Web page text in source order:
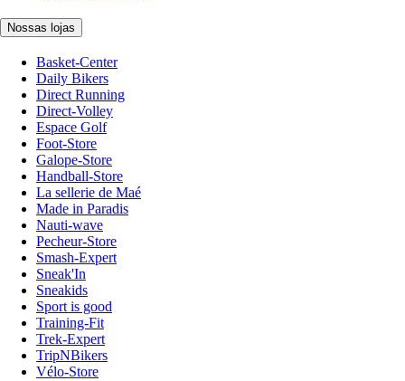
Nossas lojas
Basket-Center
Daily Bikers
Direct Running
Direct-Volley
Espace Golf
Foot-Store
Galope-Store
Handball-Store
La sellerie de Maé
Made in Paradis
Nauti-wave
Pecheur-Store
Smash-Expert
Sneak'In
Sneakids
Sport is good
Training-Fit
Trek-Expert
TripNBikers
Vélo-Store